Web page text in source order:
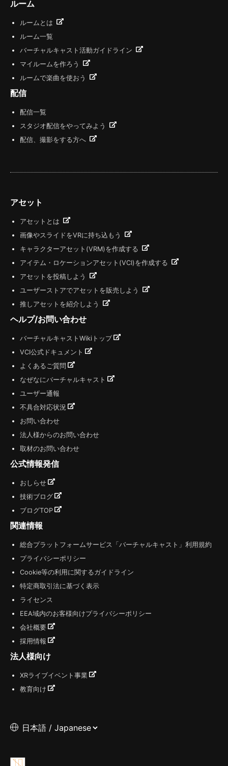
ルーム
ルームとは
ルーム一覧
バーチャルキャスト活動ガイドライン
マイルームを作ろう
ルームで楽曲を使おう
配信
配信一覧
スタジオ配信をやってみよう
配信、撮影をする方へ
アセット
アセットとは
画像やスライドをVRに持ち込もう
キャラクターアセット(VRM)を作成する
アイテム・ロケーションアセット(VCI)を作成する
アセットを投稿しよう
ユーザーストアでアセットを販売しよう
推しアセットを紹介しよう
ヘルプ/お問い合わせ
バーチャルキャストWikiトップ
VCI公式ドキュメント
よくあるご質問
なぜなにバーチャルキャスト
ユーザー通報
不具合対応状況
お問い合わせ
法人様からのお問い合わせ
取材のお問い合わせ
公式情報発信
おしらせ
技術ブログ
ブログTOP
関連情報
総合プラットフォームサービス「バーチャルキャスト」利用規約
プライバシーポリシー
Cookie等の利用に関するガイドライン
特定商取引法に基づく表示
ライセンス
EEA域内のお客様向けプライバシーポリシー
会社概要
採用情報
法人様向け
XRライブイベント事業
教育向け